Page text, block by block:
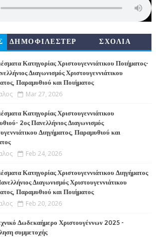
ΔΗΜΟΦΙΛΕΣΤΕΡ
ΣΧΟΛΙΑ
Κατηγορίας Χριστουγεννιάτικου Ποιήματος-
Διαγωνισμός Χριστουγεννιάτικου
Παραμυθιού και Ποιήματος
Mar 27, 2026
Κατηγορίας Χριστουγεννιάτικου
2ος Πανελλήνιος Διαγωνισμός
Διηγήματος, Παραμυθιού και
Feb 24, 2026
Κατηγορίας Χριστουγεννιάτικου Διηγήματος
Διαγωνισμός Χριστουγεννιάτικου
Παραμυθιού και Ποιήματος
Feb 20, 2026
Δωδεκαήμερο Χριστουγέννων 2025 -
συμμετοχής